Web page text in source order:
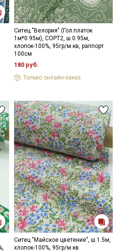
Ситец "Велория" (Гол.платок
1м*0.95м), СОРТ2, ш.0.95м,
хлопок-100%, 95гр/м.кв, раппорт
100см
180 руб.
Только онлайн-заказ
Ситец "Майское цветение", ш.1.5м,
хлопок-100%, 95гр/м.кв